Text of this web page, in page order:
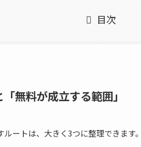
目次
無料が成立する範囲」
ートは、大きく3つに整理できます。